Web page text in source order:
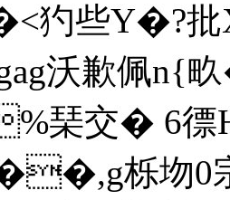
犳些
沃歉佩n{
琹交� 6
栎圽0